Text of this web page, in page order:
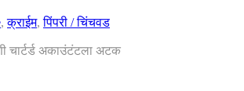
,क्राईम,पिंपरी / चिंचवड